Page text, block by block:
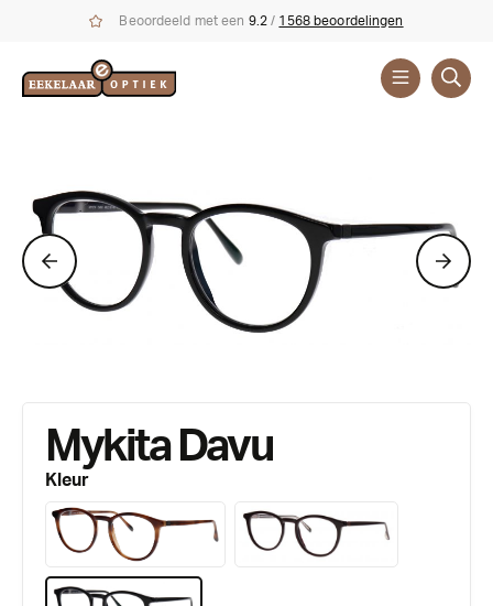
Beoordeeld met een 9.2 / 1568 beoordelingen
Merken
Mykita Davu
Kleur